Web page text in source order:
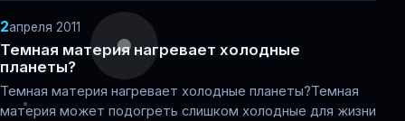
2апреля 2011
Темная материя нагревает холодные
планеты?
Темная материя нагревает холодные планеты?Темная
материя может подогреть слишком холодные для жизни